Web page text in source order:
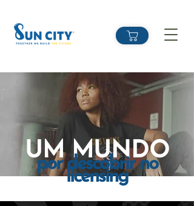
UM MUNDO
por descobrir no
licensing